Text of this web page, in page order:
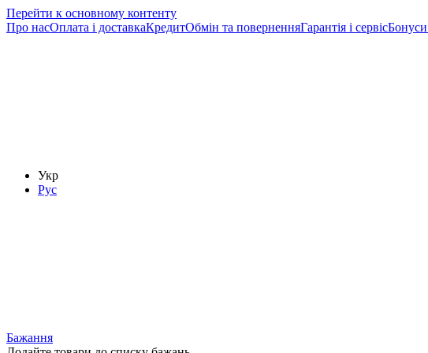
Перейти к основному контенту
Про насОплата і доставкаКредитОбмін та поверненняГарантія і сервіс
Укр
Рус
Бажання